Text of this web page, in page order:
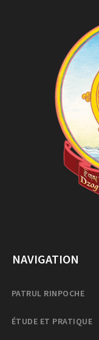
NAVIGATION
PATRUL RINPOCHE
ÉTUDE ET PRATIQUE